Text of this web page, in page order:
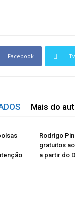
Facebook
Mais do
Rodrigo
gratuitos
a partir do